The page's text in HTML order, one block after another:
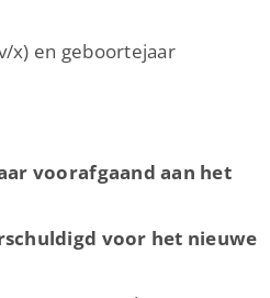
x) en geboortejaar
voorafgaand aan het
voor het nieuwe